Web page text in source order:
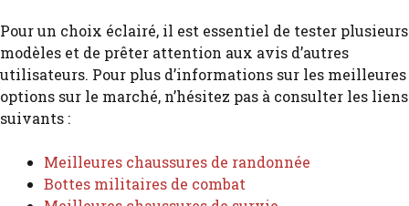
Pour un choix éclairé, il est essentiel de tester plusieurs
modèles et de prêter attention aux avis d’autres
utilisateurs. Pour plus d’informations sur les meilleures
options sur le marché, n’hésitez pas à consulter les liens
suivants :
Meilleures chaussures de randonnée
Bottes militaires de combat